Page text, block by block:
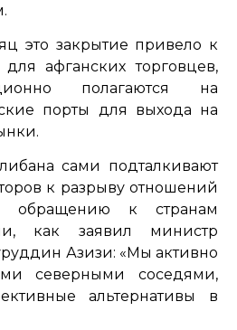
это закрытие привело к
афганских торговцев,
полагаются на
порты для выхода на
сами подталкивают
к разрыву отношений
обращению к странам
как заявил министр
Азизи: «Мы активно
северными соседями,
альтернативы в